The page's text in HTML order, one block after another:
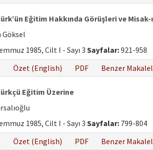
Eğitim Hakkında Görüşleri ve Misak-
Göksel
1985, Cilt I - Sayı 3 Sayfalar:921-958
Özet (English) PDF Benzer
Eğitim Üzerine
1985, Cilt I - Sayı 3 Sayfalar: 799-804
Özet (English) PDF Benzer